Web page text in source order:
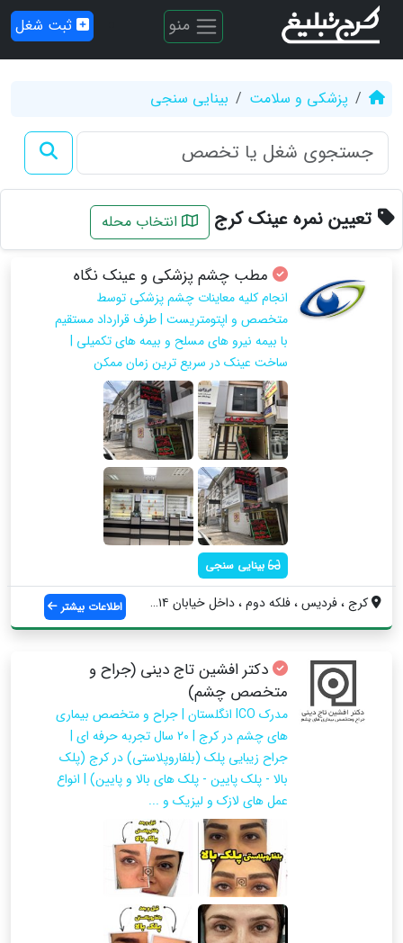
منو ثبت شغل
پزشکی و سلامت بینایی سنجی
تعیین نمره عینک کرج انتخاب محله
مطب چشم پزشکی و عینک نگاه
انجام کلیه معاینات چشم پزشکی توسط
متخصص و اپتومتریست | طرف قرارداد مستقیم
با بیمه نیرو های مسلح و بیمه های تکمیلی |
ساخت عینک در سریع ترین زمان ممکن
بینایی سنجی
کرج ، فردیس ، فلکه دوم ، داخل خیابان ۱۴ ... اطلاعات بیشتر
دکتر افشین تاج دینی (جراح و
متخصص چشم)
مدرک ICO انگلستان | جراح و متخصص بیماری
های چشم در کرج | ۲۰ سال تجربه حرفه ای |
جراح زیبایی پلک (بلفاروپلاستی) در کرج (پلک
بالا - پلک پایین - پلک های بالا و پایین) | انواع
عمل های لازک و لیزیک و ...